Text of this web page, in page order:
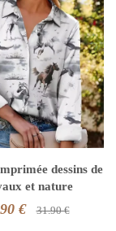
dessins de
et nature
€ 31.90 €